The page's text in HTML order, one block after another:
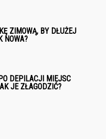
ZIMOWĄ, BY DŁUŻEJ
NOWA?
DEPILACJI MIEJSC
JE ZŁAGODZIĆ?